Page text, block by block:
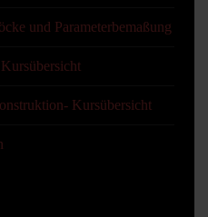
und Parameterbemaßung
Kursübersicht